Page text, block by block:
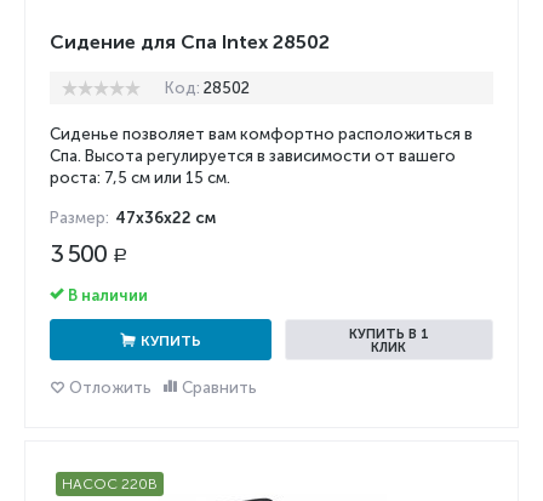
Сидение для Спа Intex 28502
Код: 28502
Сиденье позволяет вам комфортно расположиться в
Спа. Высота регулируется в зависимости от вашего
роста: 7,5 см или 15 см.
Размер: 47x36x22 см
3 500 Р
В наличии
КУПИТЬ
КУПИТЬ В 1
КЛИК
Отложить Сравнить
НАСОС 220В